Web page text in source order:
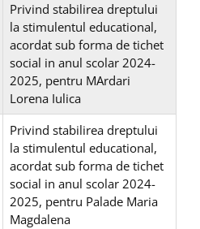
Privind stabilirea dreptului
la stimulentul educational,
acordat sub forma de tichet
social in anul scolar 2024-
2025, pentru MArdari
Lorena Iulica
Privind stabilirea dreptului
la stimulentul educational,
acordat sub forma de tichet
social in anul scolar 2024-
2025, pentru Palade Maria
Magdalena